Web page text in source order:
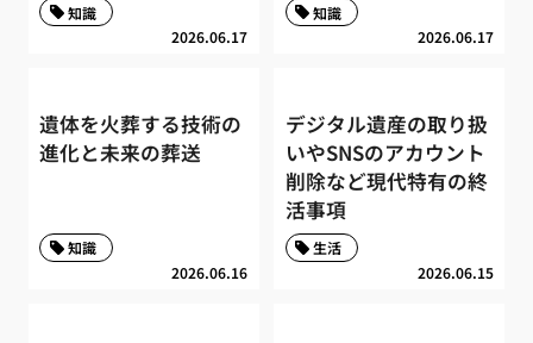
2026.06.17
知識
2026.06.17
知識
遺体を火葬する技術の
進化と未来の葬送
2026.06.16
知識
デジタル遺産の取り扱
いやSNSのアカウント
削除など現代特有の終
活事項
2026.06.15
生活